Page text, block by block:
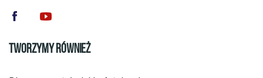
TWORZYMY RÓWNIEŻ